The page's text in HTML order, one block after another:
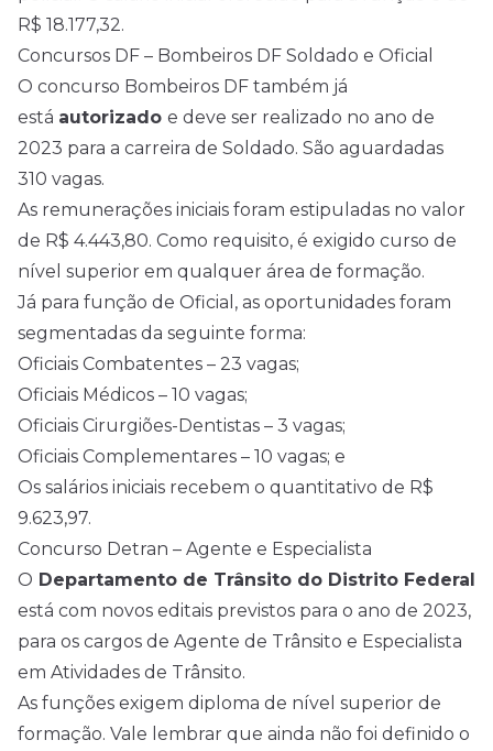
R$ 18.177,32.
Concursos DF – Bombeiros DF Soldado e Oficial
O concurso Bombeiros DF também já
está autorizado e deve ser realizado no ano de
2023 para a carreira de Soldado. São aguardadas
310 vagas.
As remunerações iniciais foram estipuladas no valor
de R$ 4.443,80. Como requisito, é exigido curso de
nível superior em qualquer área de formação.
Já para função de Oficial, as oportunidades foram
segmentadas da seguinte forma:
Oficiais Combatentes – 23 vagas;
Oficiais Médicos – 10 vagas;
Oficiais Cirurgiões-Dentistas – 3 vagas;
Oficiais Complementares – 10 vagas; e
Os salários iniciais recebem o quantitativo de R$
9.623,97.
Concurso Detran – Agente e Especialista
O Departamento de Trânsito do Distrito Federal
está com novos editais previstos para o ano de 2023,
para os cargos de Agente de Trânsito e Especialista
em Atividades de Trânsito.
As funções exigem diploma de nível superior de
formação. Vale lembrar que ainda não foi definido o